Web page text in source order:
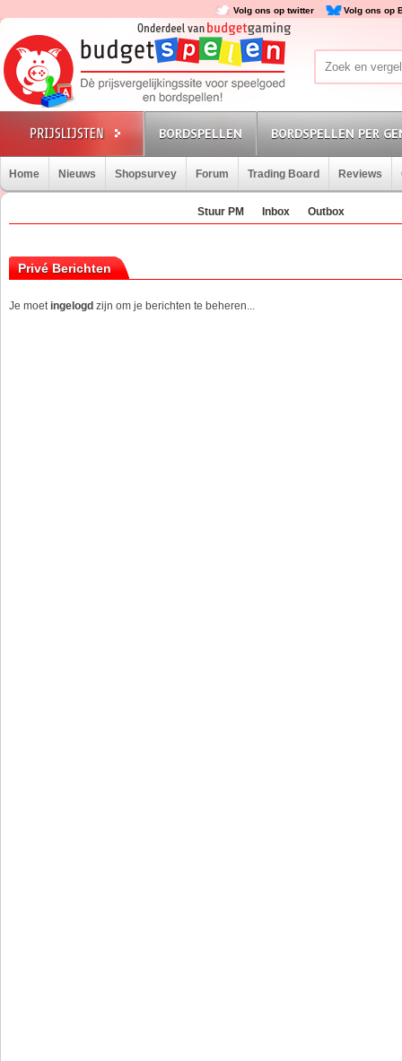
Volg ons op twitter Volg ons op
BORDSPELLEN BORDSPELLEN PER
Home Nieuws Shopsurvey Forum Trading Board Reviews
Stuur PM Inbox Outbox
Privé Berichten
Je moetingelogd zijn om je berichten te beheren...